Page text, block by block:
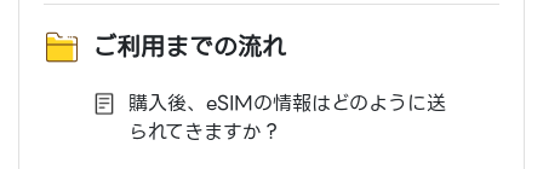
ご利用までの流れ
購入後、eSIMの情報はどのように送
られてきますか？